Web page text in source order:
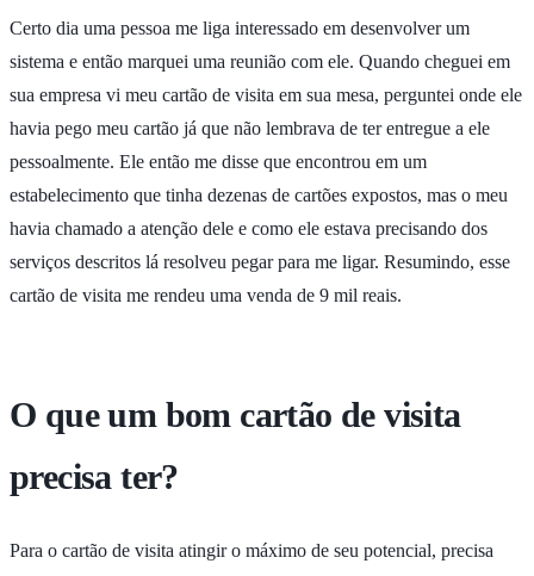
Certo dia uma pessoa me liga interessado em desenvolver um
sistema e então marquei uma reunião com ele. Quando cheguei em
sua empresa vi meu cartão de visita em sua mesa, perguntei onde ele
havia pego meu cartão já que não lembrava de ter entregue a ele
pessoalmente. Ele então me disse que encontrou em um
estabelecimento que tinha dezenas de cartões expostos, mas o meu
havia chamado a atenção dele e como ele estava precisando dos
serviços descritos lá resolveu pegar para me ligar. Resumindo, esse
cartão de visita me rendeu uma venda de 9 mil reais.
O que um bom cartão de visita
precisa ter?
Para o cartão de visita atingir o máximo de seu potencial, precisa